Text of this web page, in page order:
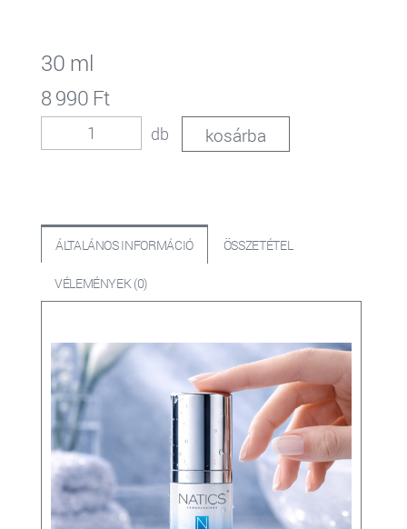
30 ml
8 990 Ft
db
ÁLTALÁNOS INFORMÁCIÓ ÖSSZETÉTEL
VÉLEMÉNYEK (0)